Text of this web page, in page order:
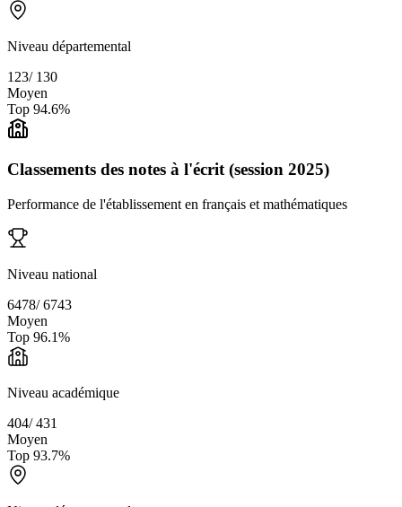
Niveau départemental
123/ 130
Moyen
Top 94.6%
Classements des notes à l'écrit (session 2025)
Performance de l'établissement en français et mathématiques
Niveau national
6478/6743
Moyen
Top 96.1%
Niveau académique
404/431
Moyen
Top 93.7%